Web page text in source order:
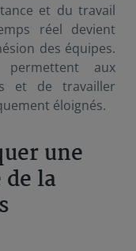
et du travail
réel devient
des équipes.
aux
et de travailler
éloignés.
une
la